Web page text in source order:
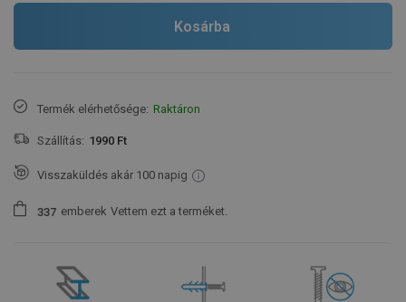
Kosárba
Termék elérhetősége: Raktáron
Szállítás: 1990 Ft
Visszaküldés akár 100 napig
337 emberek Vettem ezt a terméket.